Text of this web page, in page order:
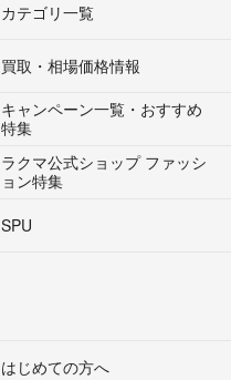
カテゴリ一覧
買取・相場価格情報
キャンペーン一覧・おすすめ
特集
ラクマ公式ショップ ファッシ
ョン特集
SPU
はじめての方へ